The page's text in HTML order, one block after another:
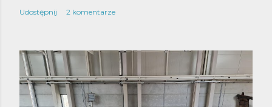
z
Udostępnij 2 komentarze